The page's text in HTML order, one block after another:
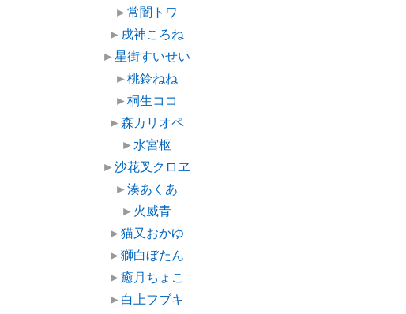
►常闇トワ
► 戌神ころね
►星街すいせい
►桃鈴ねね
►桐生ココ
►森カリオペ
► 水宮枢
►沙花叉クロヱ
►湊あくあ
► 火威青
►猫又おかゆ
►獅白ぼたん
►癒月ちょこ
► 白上フブキ